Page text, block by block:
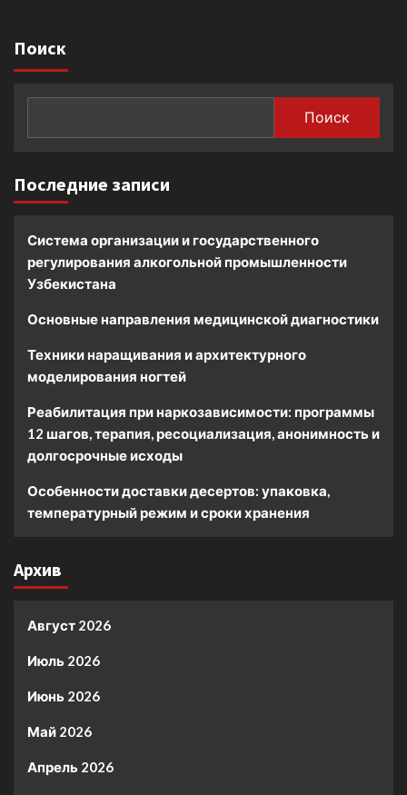
Поиск
Поиск
Последние записи
Система организации и государственного
регулирования алкогольной промышленности
Узбекистана
Основные направления медицинской диагностики
Техники наращивания и архитектурного
моделирования ногтей
Реабилитация при наркозависимости: программы
12 шагов, терапия, ресоциализация, анонимность и
долгосрочные исходы
Особенности доставки десертов: упаковка,
температурный режим и сроки хранения
Архив
Август 2026
Июль 2026
Июнь 2026
Май 2026
Апрель 2026